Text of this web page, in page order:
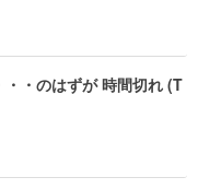
・のはずが 時間切れ (T